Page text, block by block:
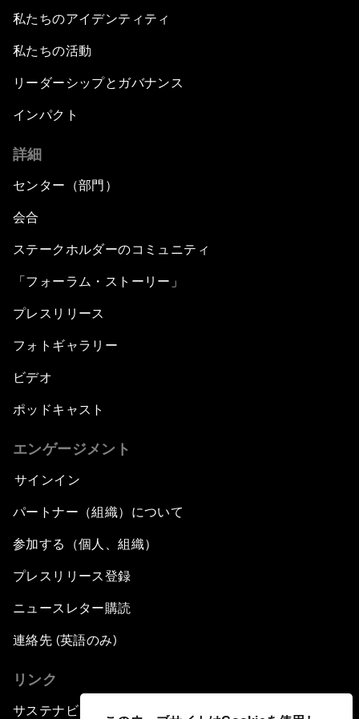
私たちのアイデンティティ
私たちの活動
リーダーシップとガバナンス
インパクト
詳細
センター（部門）
会合
ステークホルダーのコミュニティ
「フォーラム・ストーリー」
プレスリリース
フォトギャラリー
ビデオ
ポッドキャスト
エンゲージメント
サインイン
パートナー（組織）について
参加する（個人、組織）
プレスリリース登録
ニュースレター購読
連絡先 (英語のみ)
リンク
サステナビリティへの取り組み